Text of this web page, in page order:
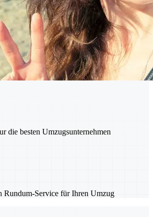
die besten Umzugsunternehmen
Rundum-Service für Ihren Umzug